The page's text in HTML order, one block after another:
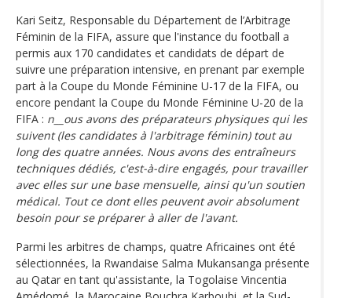
Kari Seitz, Responsable du Département de l’Arbitrage
Féminin de la FIFA, assure que l'instance du football a
permis aux 170 candidates et candidats de départ de
suivre une préparation intensive, en prenant par exemple
part à la Coupe du Monde Féminine U-17 de la FIFA, ou
encore pendant la Coupe du Monde Féminine U-20 de la
FIFA : n__ous avons des préparateurs physiques qui les
suivent (les candidates à l'arbitrage féminin) tout au
long des quatre années. Nous avons des entraîneurs
techniques dédiés, c'est-à-dire engagés, pour travailler
avec elles sur une base mensuelle, ainsi qu'un soutien
médical. Tout ce dont elles peuvent avoir absolument
besoin pour se préparer à aller de l'avant.
Parmi les arbitres de champs, quatre Africaines ont été
sélectionnées, la Rwandaise Salma Mukan­sanga présente
au Qatar en tant qu'assistante, la Togolaise Vincentia